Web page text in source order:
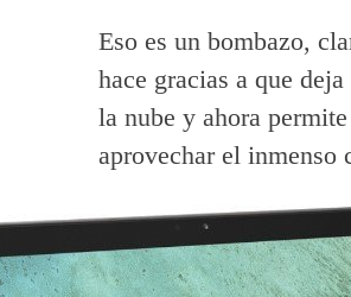
Eso es un bombazo,
hace gracias a que
la nube y ahora
aprovechar el inmenso